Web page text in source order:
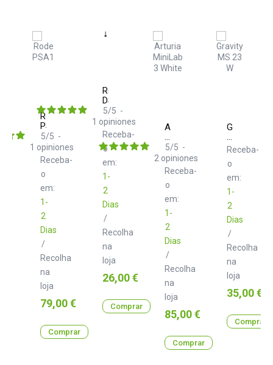
Rode
PSA1
Receba-
o
em:
1-
2
Dias
/
Recolha
na
loja
5/5 -
1 opiniones
Preço
79,00 €
Comprar
Rode
DS1
Receba-
o
em:
1-
2
Dias
/
Recolha
na
loja
5/5 -
1 opiniones
Preço
26,00 €
Comprar
Arturia
3
White
Receba-
o
em:
1-
2
Dias
/
Recolha
na
loja
5/5 -
2 opiniones
Preço
85,00 €
Comprar
Gravity
23
W
Receba-
o
em:
1-
2
Dias
/
Recolha
na
loja
Preço
35,00 €
Comprar